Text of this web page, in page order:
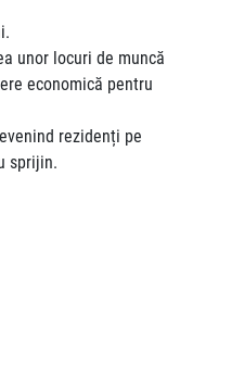
unor locuri de muncă
economică pentru
rezidenți pe
sprijin.